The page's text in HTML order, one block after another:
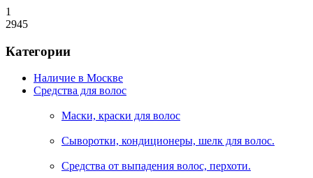
1
2945
Категории
Наличие в Москве
Средства для волос
Маски, краски для волос
Сыворотки, кондиционеры, шелк для волос.
Средства от выпадения волос, перхоти.